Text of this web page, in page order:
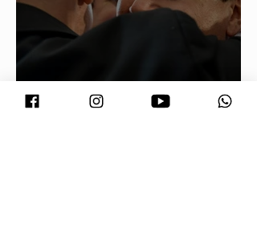
Conjuntura - O segredo de Moraes,